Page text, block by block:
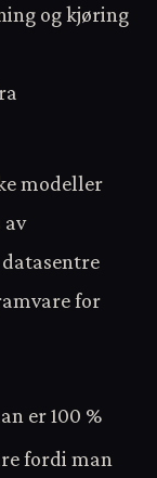
og kjøring
modeller
av
for
er 100 %
fordi man